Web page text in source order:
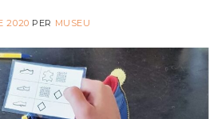
2020 PER MUSEU